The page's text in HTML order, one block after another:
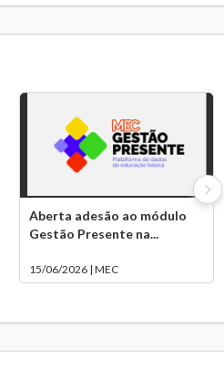
Aberta adesão ao módulo
Gestão Presente na...
15/06/2026 | MEC